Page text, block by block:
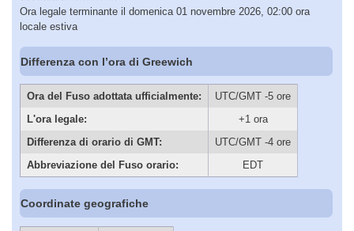
Ora legale terminante il domenica 01 novembre 2026, 02:00 ora
locale estiva
Differenza con l’ora di Greewich
Ora del Fuso adottata ufficialmente:
UTC/GMT -5 ore
L'ora legale:
+1 ora
Differenza di orario di GMT:
UTC/GMT -4 ore
Abbreviazione del Fuso orario:
EDT
Coordinate geografiche